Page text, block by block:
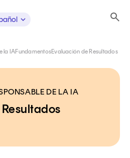
la IAFundamentosEvaluación de Resultados
DE LA IA